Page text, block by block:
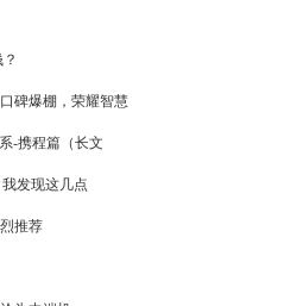
碑爆棚，荣耀智慧
-携程篇（长文
发现这几点
推荐